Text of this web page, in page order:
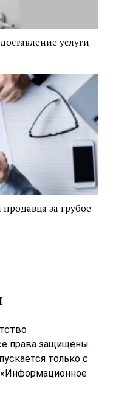
услуги
за грубое
права защищены.
только с